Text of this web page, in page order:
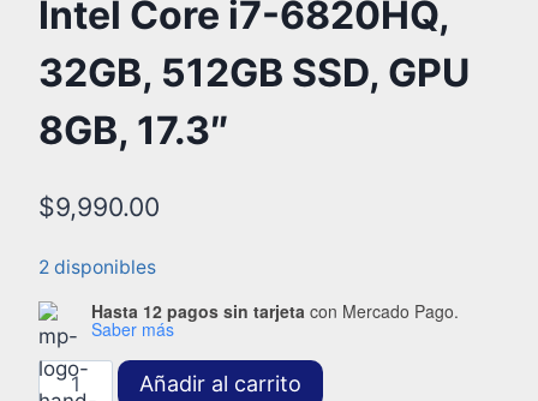
Intel Core i7-6820HQ,
32GB, 512GB SSD, GPU
8GB, 17.3″
$9,990.00
2 disponibles
Hasta 12 pagos sin tarjeta con Mercado Pago.
Saber más
Añadir al carrito